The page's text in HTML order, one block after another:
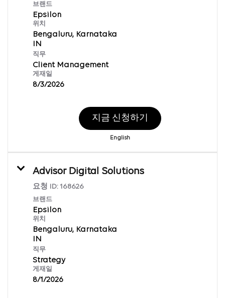
브랜드
Epsilon
위치
Bengaluru, Karnataka
직무
Client Management
게재일
8/3/2026
지금 신청하기
English
Advisor Digital Solutions
요청 ID: 168626
브랜드
Epsilon
위치
Bengaluru, Karnataka
직무
Strategy
게재일
8/1/2026